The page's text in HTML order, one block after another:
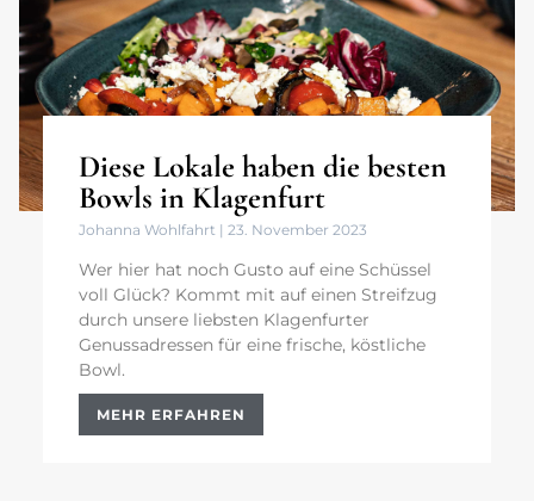
Diese Lokale haben die besten
Bowls in Klagenfurt
Johanna Wohlfahrt 23. November 2023
Wer hier hat noch Gusto auf eine Schüssel
voll Glück? Kommt mit auf einen Streifzug
durch unsere liebsten Klagenfurter
Genussadressen für eine frische, köstliche
Bowl.
MEHR ERFAHREN